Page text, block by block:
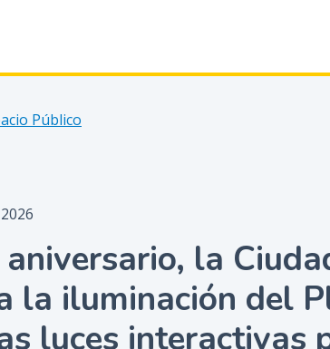
Público
aniversario, la
la iluminación del
luces interactivas